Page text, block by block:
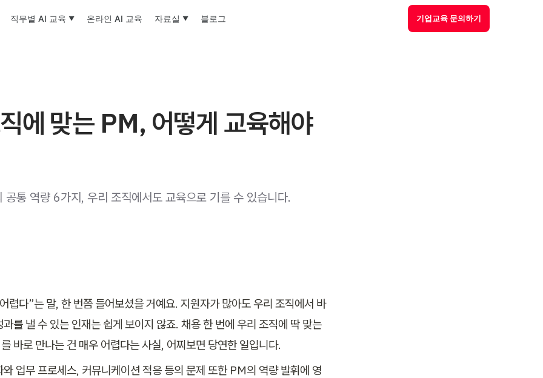
직무별 AI 교육 온라인 AI 교육 자료실 블로그 기업교육 문의하기
에 맞는 PM, 어떻게 교육해야
통 역량 6가지, 우리 조직에서도 교육으로 기를 수 있습니다.
렵다”는 말, 한 번쯤 들어보셨을 거예요. 지원자가 많아도 우리 조직에서 바
를 낼 수 있는 인재는 쉽게 보이지 않죠. 채용 한 번에 우리 조직에 딱 맞는
바로 만나는 건 매우 어렵다는 사실, 어찌보면 당연한 일입니다.
와 업무 프로세스, 커뮤니케이션 적응 등의 문제 또한 PM의 역량 발휘에 영